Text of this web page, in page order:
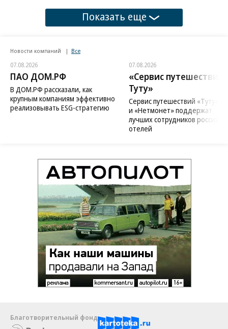
Показать еще
Новости компаний Все
07.08.2026
ПАО ДОМ.РФ
В ДОМ.РФ рассказали, как
крупным компаниям эффективно
реализовывать ESG-стратегию
07.08.2026
«Сервис путешествий
Туту»
Сервис путешествий «Туту»
и «Нетмонет» поддержат
лучших сотрудников
отелей
Благотворительный фонд